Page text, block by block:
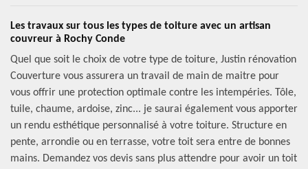
Les travaux sur tous les types de toiture avec un artisan
couvreur à Rochy Conde
Quel que soit le choix de votre type de toiture, Justin rénovation
Couverture vous assurera un travail de main de maitre pour
vous offrir une protection optimale contre les intempéries. Tôle,
tuile, chaume, ardoise, zinc... je saurai également vous apporter
un rendu esthétique personnalisé à votre toiture. Structure en
pente, arrondie ou en terrasse, votre toit sera entre de bonnes
mains. Demandez vos devis sans plus attendre pour avoir un toit